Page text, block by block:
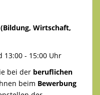
Wirtschaft,
13:00 - 15:00 Uhr
bei der beruflichen
beim Bewerbung